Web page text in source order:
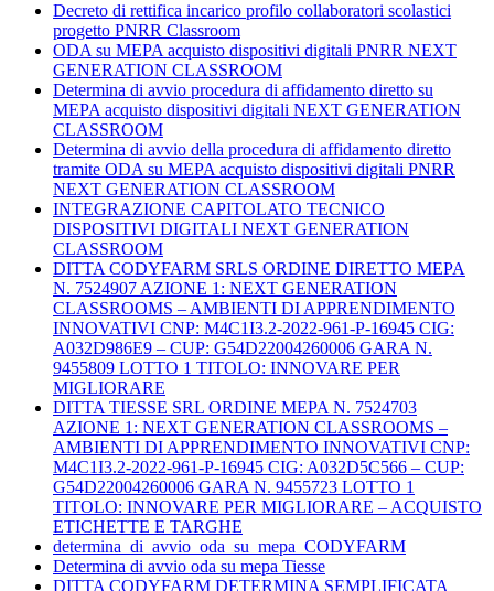
Decreto di rettifica incarico profilo collaboratori scolastici
progetto PNRR Classroom
ODA su MEPA acquisto dispositivi digitali PNRR NEXT
GENERATION CLASSROOM
Determina di avvio procedura di affidamento diretto su
MEPA acquisto dispositivi digitali NEXT GENERATION
CLASSROOM
Determina di avvio della procedura di affidamento diretto
tramite ODA su MEPA acquisto dispositivi digitali PNRR
NEXT GENERATION CLASSROOM
INTEGRAZIONE CAPITOLATO TECNICO
DISPOSITIVI DIGITALI NEXT GENERATION
CLASSROOM
DITTA CODYFARM SRLS ORDINE DIRETTO MEPA
N. 7524907 AZIONE 1: NEXT GENERATION
CLASSROOMS – AMBIENTI DI APPRENDIMENTO
INNOVATIVI CNP: M4C1I3.2-2022-961-P-16945 CIG:
A032D986E9 – CUP: G54D22004260006 GARA N.
9455809 LOTTO 1 TITOLO: INNOVARE PER
MIGLIORARE
DITTA TIESSE SRL ORDINE MEPA N. 7524703
AZIONE 1: NEXT GENERATION CLASSROOMS –
AMBIENTI DI APPRENDIMENTO INNOVATIVI CNP:
M4C1I3.2-2022-961-P-16945 CIG: A032D5C566 – CUP:
G54D22004260006 GARA N. 9455723 LOTTO 1
TITOLO: INNOVARE PER MIGLIORARE – ACQUISTO
ETICHETTE E TARGHE
determina_di_avvio_oda_su_mepa_CODYFARM
Determina di avvio oda su mepa Tiesse
DITTA CODYFARM DETERMINA SEMPLIFICATA